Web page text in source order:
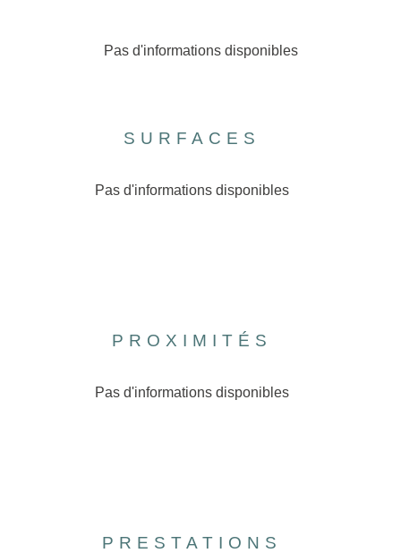
Pas d'informations disponibles
SURFACES
Pas d'informations disponibles
PROXIMITÉS
Pas d'informations disponibles
PRESTATIONS